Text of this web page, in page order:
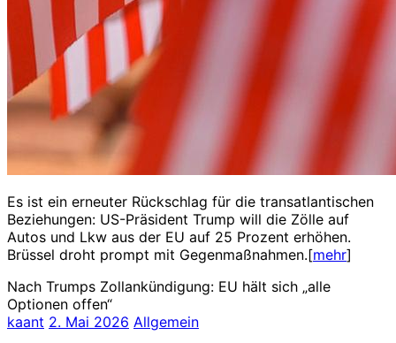
Es ist ein erneuter Rückschlag für die transatlantischen
Beziehungen: US-Präsident Trump will die Zölle auf
Autos und Lkw aus der EU auf 25 Prozent erhöhen.
Brüssel droht prompt mit Gegenmaßnahmen.[mehr]
Nach Trumps Zollankündigung: EU hält sich „alle
Optionen offen“
kaant 2. Mai 2026 Allgemein